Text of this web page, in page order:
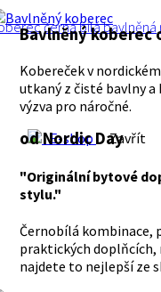
černábílábavlněná
Bavlněný koberec
Kobereček v
utkaný z čisté bavlny
výzva pro náročné.
E-shop
Zavřít
od Nordic Day
"Originální bytové
stylu."
Černobílá kombinace,
praktických doplňcích,
najdete to nejlepší ze